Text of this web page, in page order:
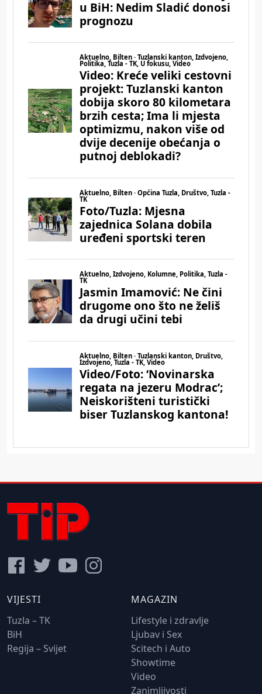
VIJESTI
Tuzla – TK
BiH
Regija – Svijet
MAGAZIN
Lifestyle i zdravlje
Ljubav i Sex
Scitech i Auto
Showtime
Video
Zanimljivosti